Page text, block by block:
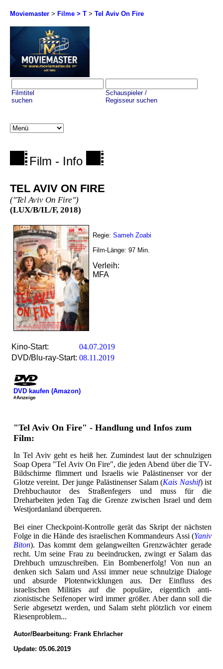
Moviemaster > Filme > T > Tel Aviv On Fire
Filmtitel
suchen
Schauspieler /
Regisseur suchen
Film - Info
TEL AVIV ON FIRE
("Tel Aviv On Fire")
(LUX/B/IL/F, 2018)
Regie: Sameh Zoabi
Film-Länge: 97 Min.
Verleih:
MFA
Kino-Start:
04.07.2019
DVD/Blu-ray-Start: 08.11.2019
DVD kaufen (Amazon)
#Anzeige
"Tel Aviv On Fire" - Handlung und Infos zum
Film:
In Tel Aviv geht es heiß her. Zumindest laut der schnulzigen
Soap Opera "Tel Aviv On Fire", die jeden Abend über die TV-
Bildschirme flimmert und Israelis wie Palästinenser vor der
Glotze vereint. Der junge Palästinenser Salam (Kais Nashif) ist
Drehbuchautor des Straßenfegers und muss für die
Dreharbeiten jeden Tag die Grenze zwischen Israel und dem
Westjordanland überqueren.
Bei einer Checkpoint-Kontrolle gerät das Skript der nächsten
Folge in die Hände des israelischen Kommandeurs Assi (Yaniv
Biton). Das kommt dem gelangweilten Grenzwächter gerade
recht. Um seine Frau zu beeindrucken, zwingt er Salam das
Drehbuch umzuschreiben. Ein Bombenerfolg! Von nun an
denken sich Salam und Assi immer neue schnulzige Dialoge
und absurde Plotentwicklungen aus. Der Einfluss des
israelischen Militärs auf die populäre, eigentlich anti-
zionistische Seifenoper wird immer größer. Aber dann soll die
Serie abgesetzt werden, und Salam steht plötzlich vor einem
Riesenproblem...
Autor/Bearbeitung: Frank Ehrlacher
Update: 05.06.2019